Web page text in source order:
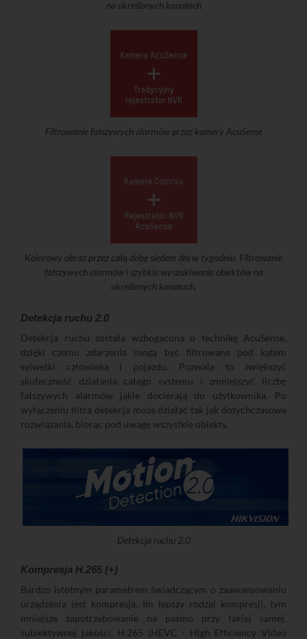
na określonych kanałach
Filtrowanie fałszywych alarmów przez kamery AcuSense
Kolorowy obraz przez całą dobę siedem dni w tygodniu. Filtrowanie
fałszywych alarmów i szybkie wyszukiwanie obiektów na
określonych kanałach.
Detekcja ruchu 2.0
Detekcja ruchu została wzbogacona o technikę AcuSense,
dzięki czemu zdarzenia mogą być filtrowane pod kątem
sylwetki człowieka i pojazdu. Pozwala to zwiększyć
skuteczność działania całego systemu i zmniejszyć liczbę
fałszywych alarmów jakie docierają do użytkownika. Po
wyłączeniu filtra detekcja może działać tak jak dotychczasowe
rozwiązania, biorąc pod uwagę wszystkie obiekty.
Detekcja ruchu 2.0
Kompresja H.265 (+)
Bardzo istotnym parametrem świadczącym o zaawansowaniu
urządzenia jest kompresja. Im lepszy rodzaj kompresji, tym
mniejsze zapotrzebowanie na pasmo przy takiej samej,
subiektywnej jakości. H.265 (HEVC - High Efficiency Video